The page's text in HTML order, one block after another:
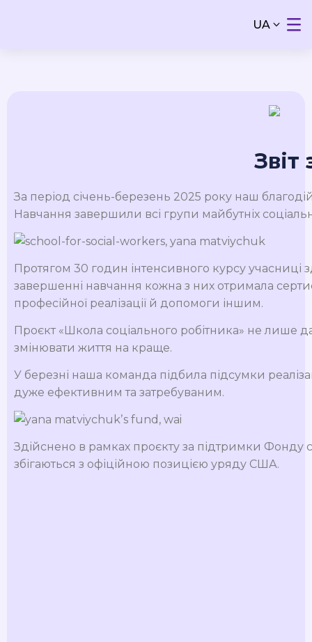
UA
Звіт
За період січень-березень 2025 року наш
Навчання завершили всі групи майбутніх
Протягом 30 годин інтенсивного курсу учасниці
завершенні навчання кожна з них отримала
професійної реалізації й допомоги іншим.
Проєкт «Школа соціального робітника» не лише
змінювати життя на краще.
У березні наша команда підбила підсумки
дуже ефективним та затребуваним.
Здійснено в рамках проєкту за підтримки Фонду
збігаються з офіційною позицією уряду США.